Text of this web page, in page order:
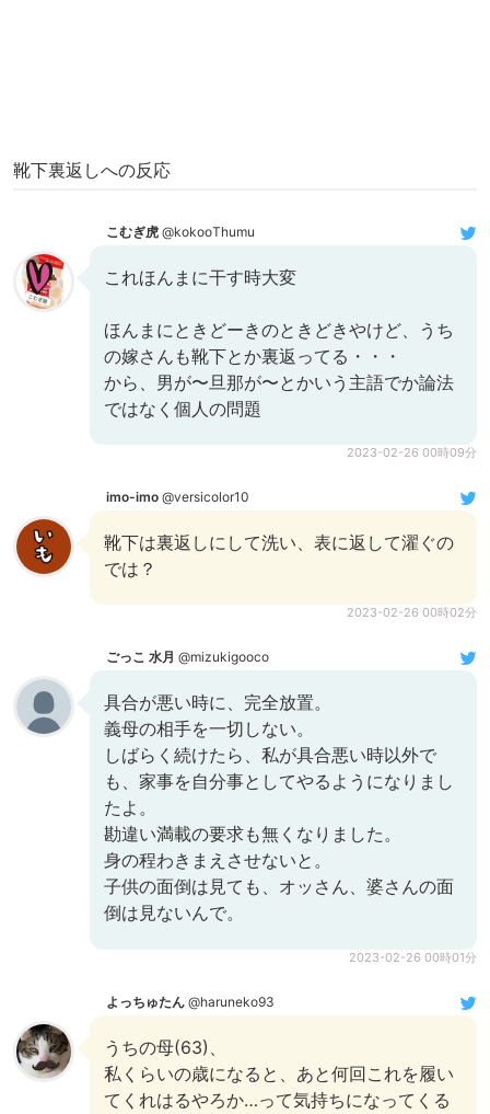
靴下裏返しへの反応
こむぎ虎 @kokooThumu
これほんまに干す時大変
ほんまにときどーきのときどきやけど、うち
の嫁さんも靴下とか裏返ってる・・・
から、男が〜旦那が〜とかいう主語でか論法
ではなく個人の問題
2023-02-26 00時09分
imo-imo @versicolor10
靴下は裏返しにして洗い、表に返して濯ぐの
では？
2023-02-26 00時02分
ごっこ 水月 @mizukigooco
具合が悪い時に、完全放置。
義母の相手を一切しない。
しばらく続けたら、私が具合悪い時以外で
も、家事を自分事としてやるようになりまし
たよ。
勘違い満載の要求も無くなりました。
身の程わきまえさせないと。
子供の面倒は見ても、オッさん、婆さんの面
倒は見ないんで。
2023-02-26 00時01分
よっちゅたん @haruneko93
うちの母(63)、
私くらいの歳になると、あと何回これを履い
てくれはるやろか…って気持ちになってくる